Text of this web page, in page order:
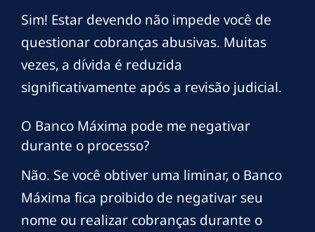
Sim! Estar devendo não impede você de
questionar cobranças abusivas. Muitas
vezes, a dívida é reduzida
significativamente após a revisão judicial.
O Banco Máxima pode me negativar
durante o processo?
Não. Se você obtiver uma liminar, o Banco
Máxima fica proibido de negativar seu
nome ou realizar cobranças durante o